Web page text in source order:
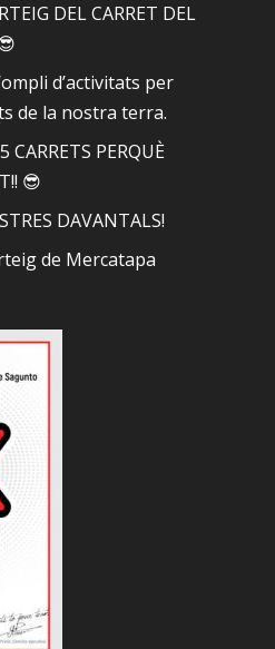
DEL CARRET DEL
d’activitats per
de la nostra terra.
CARRETS PERQUÈ
😎
DAVANTALS!
de Mercatapa